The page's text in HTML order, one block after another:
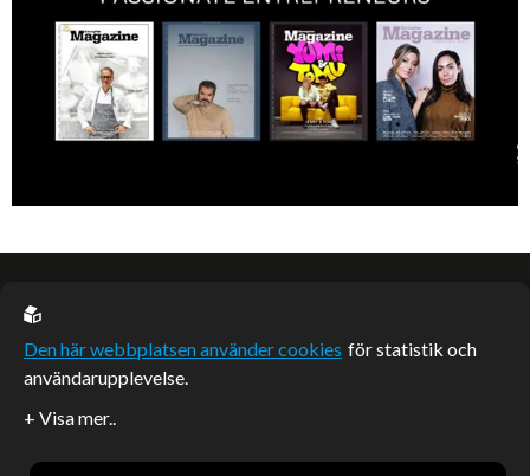
EU casino
Artiklar publicerade på webbplatsen som inte är märkta
Den här webbplatsen använder cookies för statistik och
användarupplevelse.